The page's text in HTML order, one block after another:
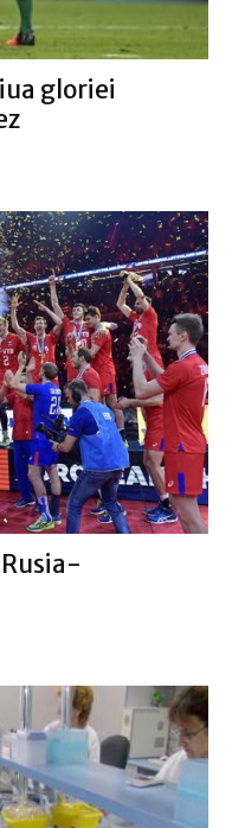
gloriei